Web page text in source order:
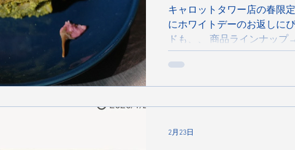
キャロットタワー店の春限
にホワイトデーのお返しに
ドも、、 商品ラインナップ
2月23日